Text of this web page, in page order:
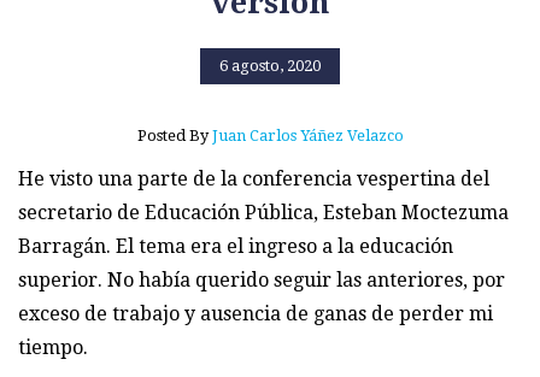
6 agosto, 2020
Posted ByJuan Carlos Yáñez Velazco
He visto una parte de la conferencia vespertina del
secretario de Educación Pública, Esteban Moctezuma
Barragán. El tema era el ingreso a la educación
superior. No había querido seguir las anteriores, por
exceso de trabajo y ausencia de ganas de perder mi
tiempo.